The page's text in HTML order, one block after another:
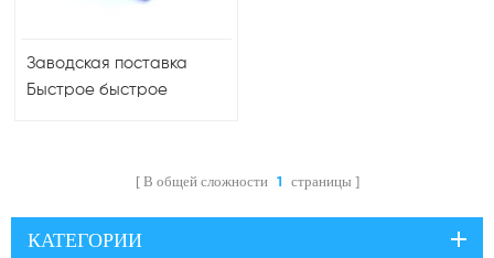
Заводская поставка
Быстрое быстрое
рычагом Простая
установка без пайки
В общей сложности 1 страницы
КАТЕГОРИИ